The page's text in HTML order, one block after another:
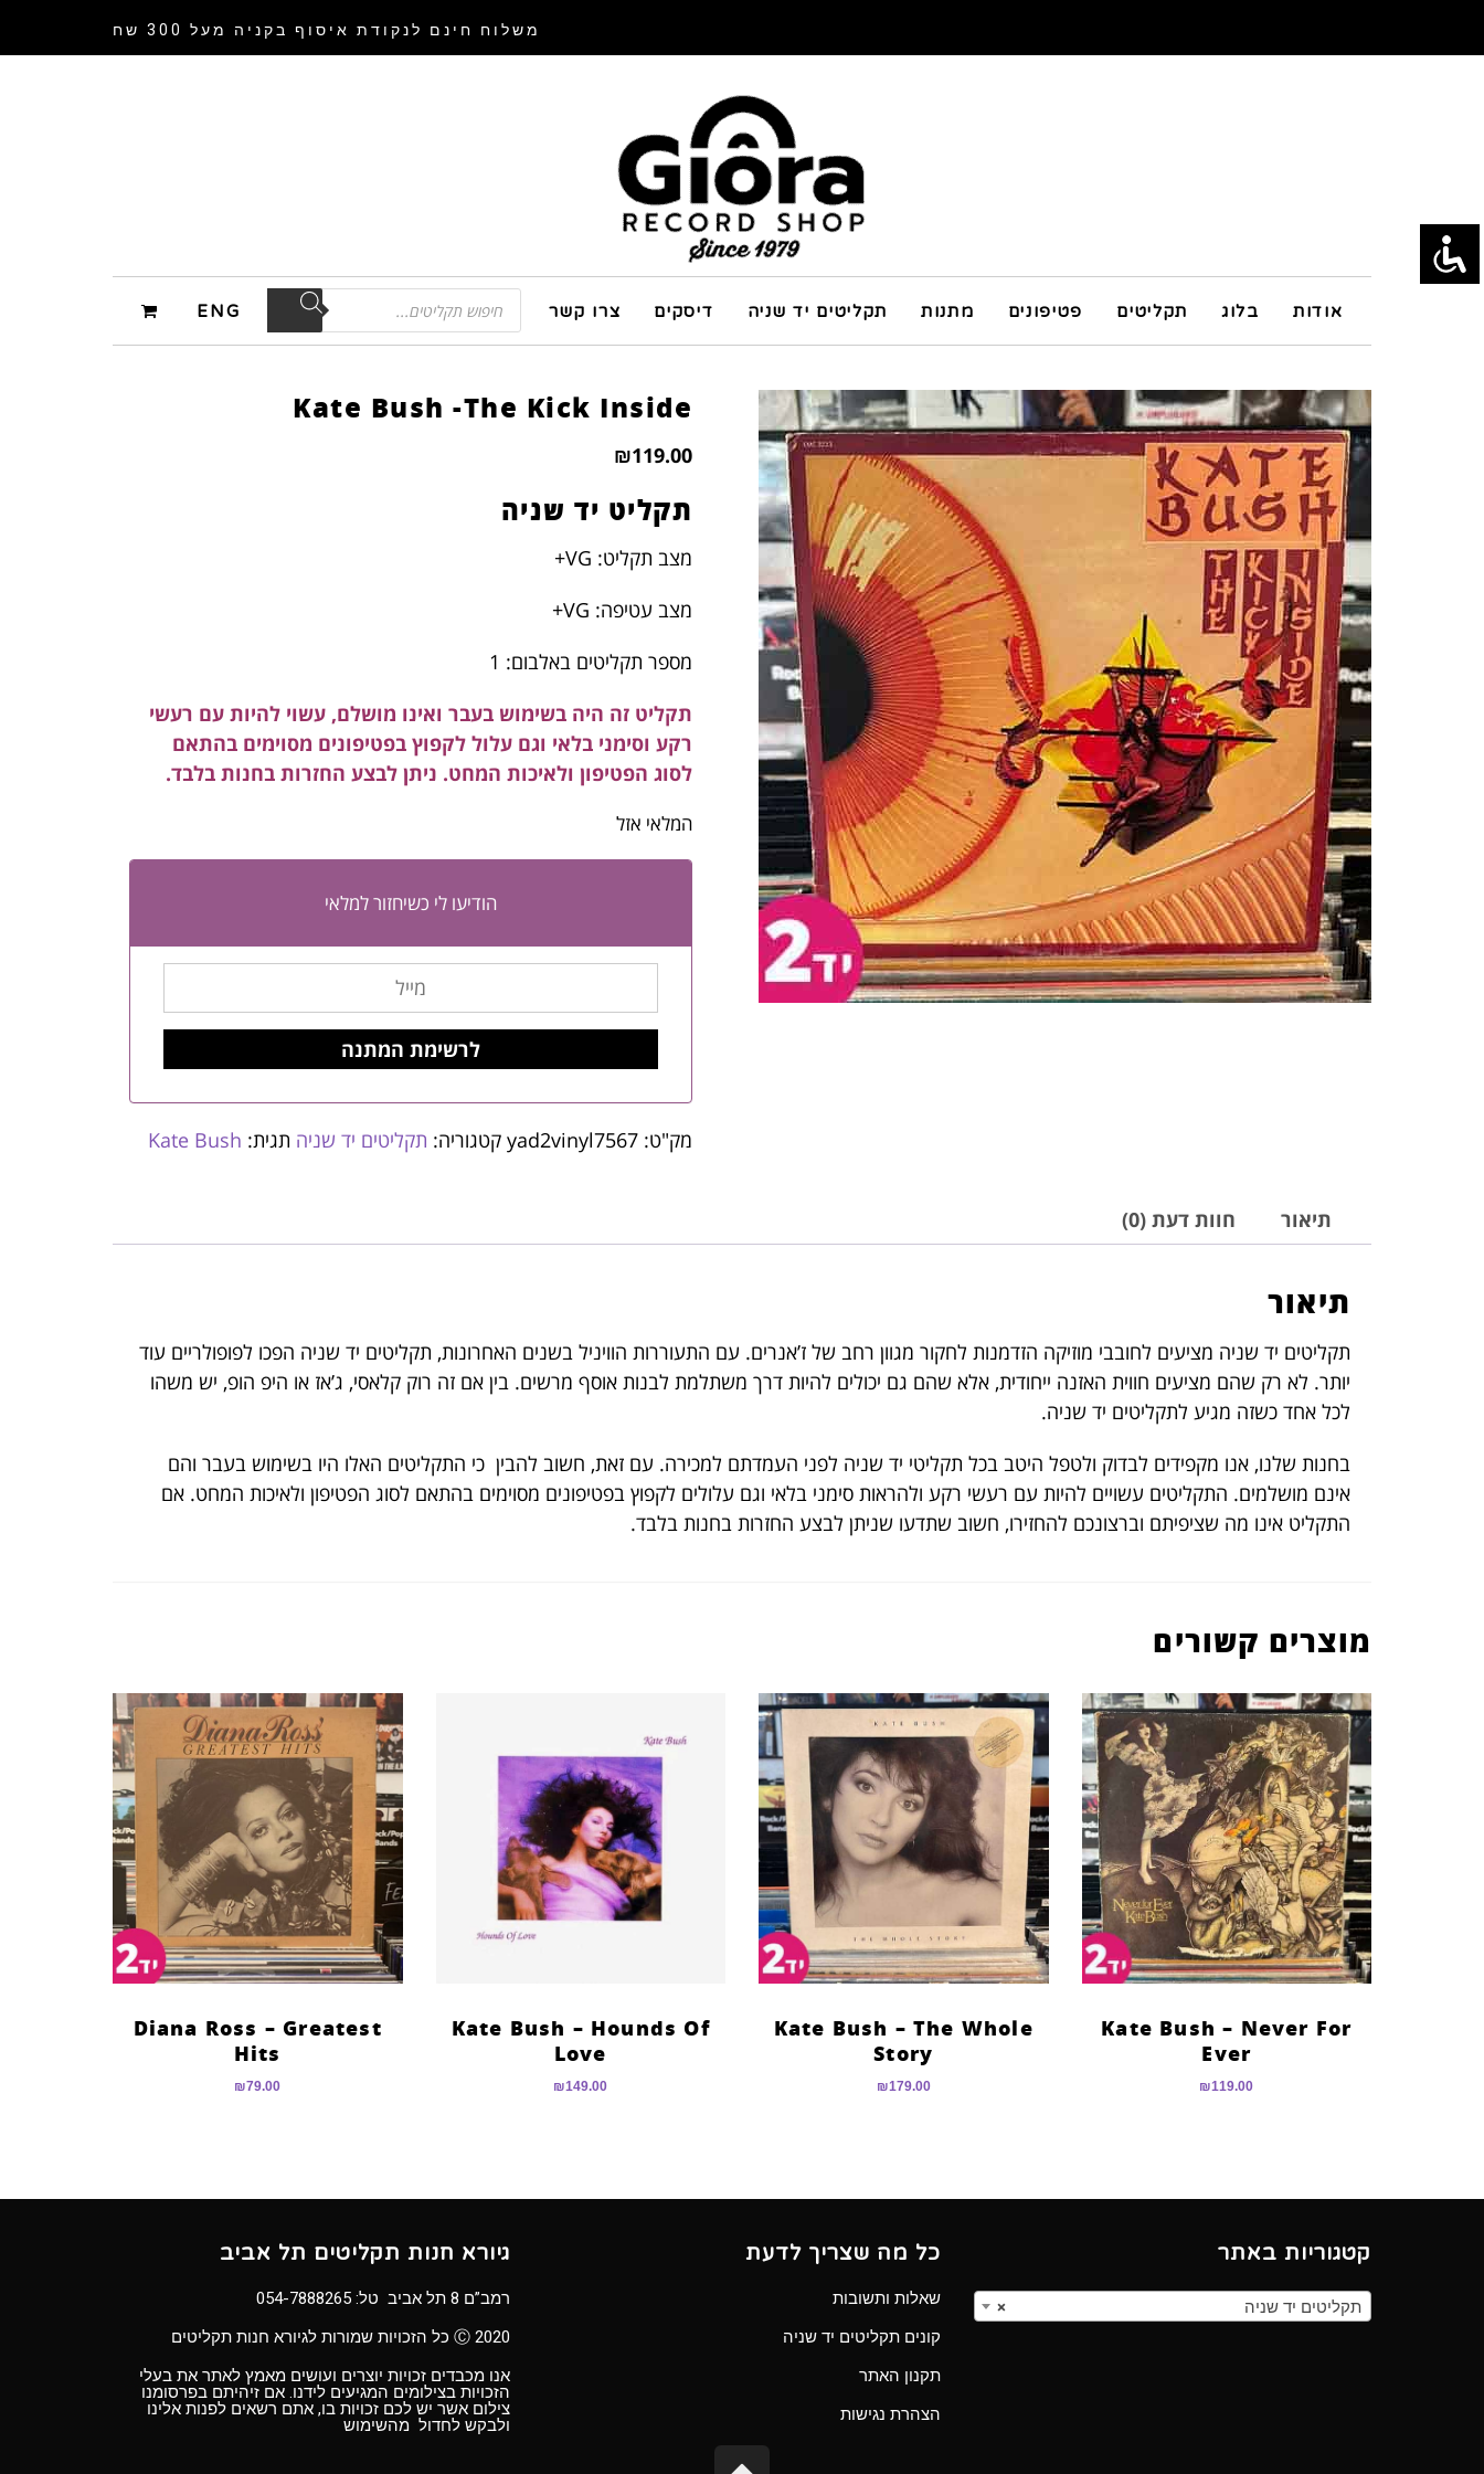
משלוח חינם לנקודת איסוף בקניה מעל 300 שח
אודות בלוג תקליטים פטיפונים מתנות תקליטים יד שניה דיסקים צרו קשר ENG
Kate Bush -The Kick Inside
₪119.00
תקליט יד שניה
מצב תקליט: VG+
מצב עטיפה: VG+
מספר תקליטים באלבום: 1
תקליט זה היה בשימוש בעבר ואינו מושלם, עשוי להיות עם רעשי
רקע וסימני בלאי וגם עלול לקפוץ בפטיפונים מסוימים בהתאם
לסוג הפטיפון ולאיכות המחט. ניתן לבצע החזרות בחנות בלבד.
המלאי אזל
הודיעו לי כשיחזור למלאי
מק"ט: yad2vinyl7567 קטגוריה: תקליטים יד שניה תגית: Kate Bush
תיאור חוות דעת (0)
תיאור
תקליטים יד שניה מציעים לחובבי מוזיקה הזדמנות לחקור מגוון רחב של ז’אנרים. עם התעוררות הוויניל בשנים האחרונות, תקליטים יד שניה הפכו לפופולריים עוד
יותר. לא רק שהם מציעים חווית האזנה ייחודית, אלא שהם גם יכולים להיות דרך משתלמת לבנות אוסף מרשים. בין אם זה רוק קלאסי, ג’אז או היפ הופ, יש משהו
לכל אחד כשזה מגיע לתקליטים יד שניה.
בחנות שלנו, אנו מקפידים לבדוק ולטפל היטב בכל תקליטי יד שניה לפני העמדתם למכירה. עם זאת, חשוב להבין כי התקליטים האלו היו בשימוש בעבר והם
אינם מושלמים. התקליטים עשויים להיות עם רעשי רקע ולהראות סימני בלאי וגם עלולים לקפוץ בפטיפונים מסוימים בהתאם לסוג הפטיפון ולאיכות המחט. אם
התקליט אינו מה שציפיתם וברצונכם להחזירו, חשוב שתדעו שניתן לבצע החזרות בחנות בלבד.
מוצרים קשורים
Kate Bush – Never For
Ever
₪119.00
Kate Bush – The Whole
Story
₪179.00
Kate Bush – Hounds Of
Love
₪149.00
Diana Ross – Greatest
Hits
₪79.00
קטגוריות באתר
× תקליטים יד שניה
כל מה שצריך לדעת
שאלות ותשובות
קונים תקליטים יד שניה
תקנון האתר
הצהרת נגישות
גיורא חנות תקליטים תל אביב
רמב”ם 8 תל אביב טל:
054-7888265
Ⓒ 2020 כל הזכויות שמורות לגיורא חנות תקליטים
אנו מכבדים זכויות יוצרים ועושים מאמץ לאתר את בעלי
הזכויות בצילומים המגיעים לידנו. אם זיהיתם בפרסומנו
צילום אשר יש לכם זכויות בו, אתם רשאים לפנות אלינו
ולבקש לחדול מהשימוש